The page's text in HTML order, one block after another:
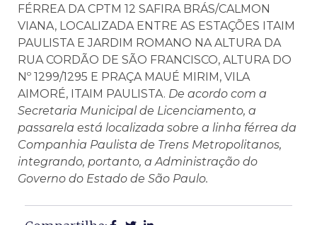
FÉRREA DA CPTM 12 SAFIRA BRÁS/CALMON
VIANA, LOCALIZADA ENTRE AS ESTAÇÕES ITAIM
PAULISTA E JARDIM ROMANO NA ALTURA DA
RUA CORDÃO DE SÃO FRANCISCO, ALTURA DO
Nº 1299/1295 E PRAÇA MAUÉ MIRIM, VILA
AIMORÉ, ITAIM PAULISTA. De acordo com a
Secretaria Municipal de Licenciamento, a
passarela está localizada sobre a linha férrea da
Companhia Paulista de Trens Metropolitanos,
integrando, portanto, a Administração do
Governo do Estado de São Paulo.